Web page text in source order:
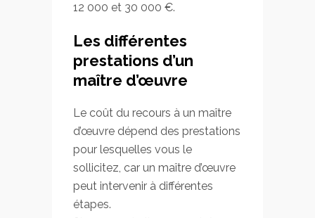
12 000 et 30 000 €.
Les différentes
prestations d’un
maître d’œuvre
Le coût du recours à un maître
d’œuvre dépend des prestations
pour lesquelles vous le
sollicitez, car un maître d’œuvre
peut intervenir à différentes
étapes.